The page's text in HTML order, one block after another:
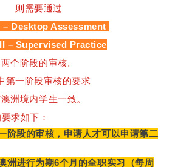
则需要通过
– Desktop Assessment
– Supervised Practice
两个阶段的审核。
第一阶段审核的要求
洲境内学生一致。
求如下：
阶段的审核，申请人才可以申请第二
洲进行为期6个月的全职实习（每周